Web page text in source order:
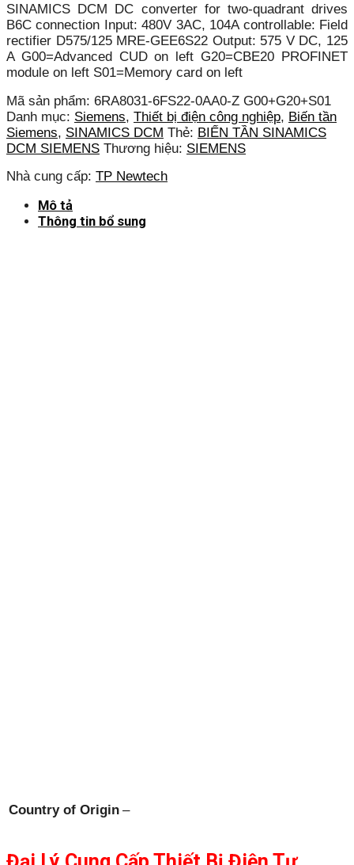
SINAMICS DCM DC converter for two-quadrant drives
B6C connection Input: 480V 3AC, 104A controllable: Field
rectifier D575/125 MRE-GEE6S22 Output: 575 V DC, 125
A G00=Advanced CUD on left G20=CBE20 PROFINET
module on left S01=Memory card on left
Mã sản phẩm: 6RA8031-6FS22-0AA0-Z G00+G20+S01
Danh mục: Siemens, Thiết bị điện công nghiệp, Biến tần
Siemens, SINAMICS DCM Thẻ: BIẾN TẦN SINAMICS
DCM SIEMENS Thương hiệu: SIEMENS
Nhà cung cấp: TP Newtech
Mô tả
Thông tin bổ sung
Country of Origin –